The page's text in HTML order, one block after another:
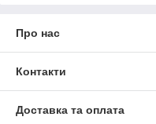
Про нас
Контакти
Доставка та оплата